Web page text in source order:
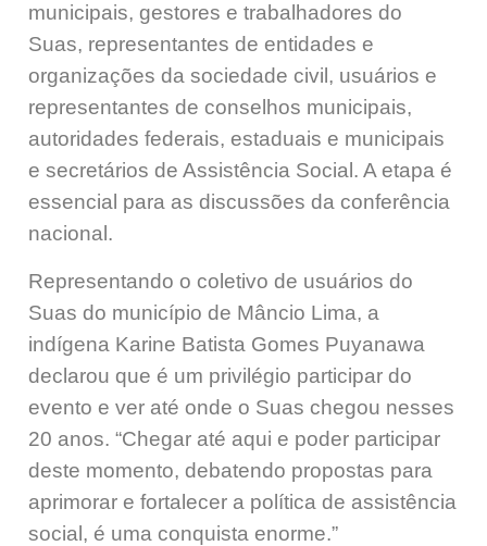
municipais, gestores e trabalhadores do
Suas, representantes de entidades e
organizações da sociedade civil, usuários e
representantes de conselhos municipais,
autoridades federais, estaduais e municipais
e secretários de Assistência Social. A etapa é
essencial para as discussões da conferência
nacional.
Representando o coletivo de usuários do
Suas do município de Mâncio Lima, a
indígena Karine Batista Gomes Puyanawa
declarou que é um privilégio participar do
evento e ver até onde o Suas chegou nesses
20 anos. “Chegar até aqui e poder participar
deste momento, debatendo propostas para
aprimorar e fortalecer a política de assistência
social, é uma conquista enorme.”